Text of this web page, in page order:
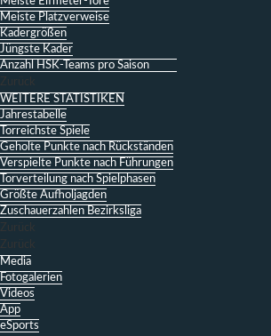
Meiste Platzverweise
Kadergrößen
Jüngste Kader
Anzahl HSK-Teams pro Saison
Zurück
WEITERE STATISTIKEN
Jahrestabelle
Torreichste Spiele
Geholte Punkte nach Rückständen
Verspielte Punkte nach Führungen
Torverteilung nach Spielphasen
Größte Aufholjagden
Zuschauerzahlen Bezirksliga
Zurück
Zurück
Media
Fotogalerien
Videos
App
eSports